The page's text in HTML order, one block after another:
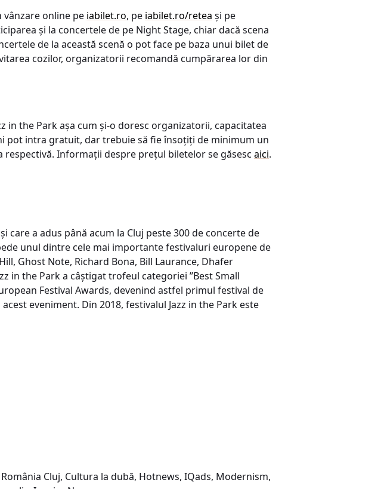
vânzare online pe iabilet.ro, pe iabilet.ro/retea și pe
și la concertele de pe Night Stage, chiar dacă scena
de la această scenă o pot face pe baza unui bilet de
cozilor, organizatorii recomandă cumpărarea lor din
in the Park așa cum și-o doresc organizatorii, capacitatea
pot intra gratuit, dar trebuie să fie însoțiți de minimum un
Informații despre prețul biletelor se găsesc aici.
care a adus până acum la Cluj peste 300 de concerte de
unul dintre cele mai importante festivaluri europene de
Ghost Note, Richard Bona, Bill Laurance, Dhafer
in the Park a câștigat trofeul categoriei ’’Best Small
Festival Awards, devenind astfel primul festival de
eveniment. Din 2018, festivalul Jazz in the Park este
Cluj, Cultura la dubă, Hotnews, IQads, Modernism,